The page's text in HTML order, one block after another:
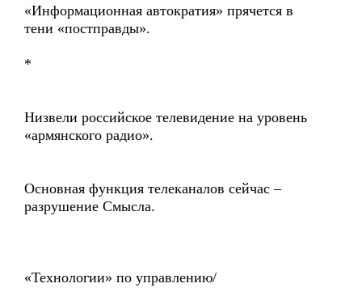
«Информационная автократия» прячется в
тени «постправды».
*
Низвели российское телевидение на уровень
«армянского радио».
Основная функция телеканалов сейчас –
разрушение Смысла.
«Технологии» по управлению/